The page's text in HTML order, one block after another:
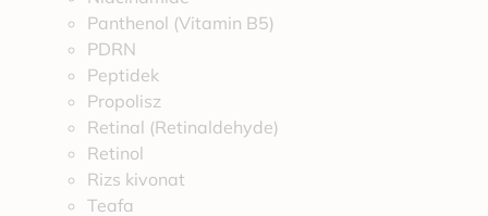
Panthenol (Vitamin B5)
PDRN
Peptidek
Propolisz
Retinal (Retinaldehyde)
Retinol
Rizs kivonat
Teafa